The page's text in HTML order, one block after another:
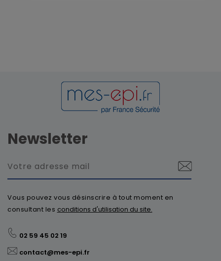
Newsletter
Vous pouvez vous désinscrire à tout moment en
consultant les conditions d'utilisation du site.
02 59 45 02 19
contact@mes-epi.fr